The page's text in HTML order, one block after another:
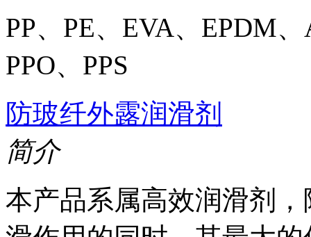
PP、PE、EVA、EPDM
PPO、PPS
防玻纤外露润滑剂
简介
本产品系属高效润滑剂